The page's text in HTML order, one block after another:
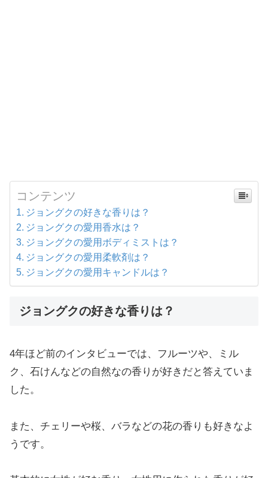
コンテンツ
ジョングクの好きな香りは？
ジョングクの愛用香水は？
ジョングクの愛用ボディミストは？
ジョングクの愛用柔軟剤は？
ジョングクの愛用キャンドルは？
ジョングクの好きな香りは？
4年ほど前のインタビューでは、フルーツや、ミル
ク、石けんなどの自然なの香りが好きだと答えていま
した。
また、チェリーや桜、バラなどの花の香りも好きなよ
うです。